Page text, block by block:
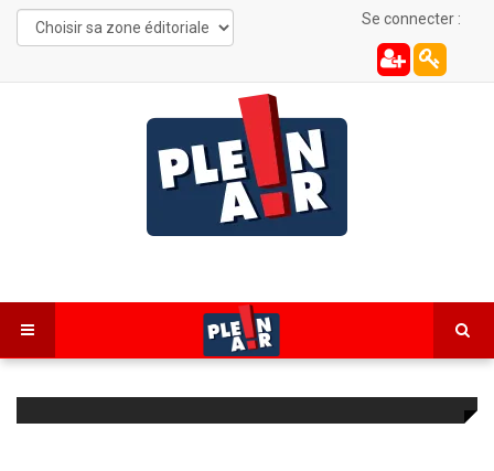
Se connecter :